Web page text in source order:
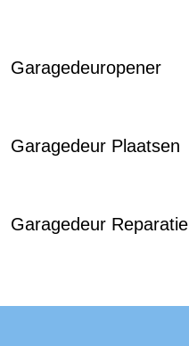
Garagedeuropener
Garagedeur Plaatsen
Garagedeur Reparatie